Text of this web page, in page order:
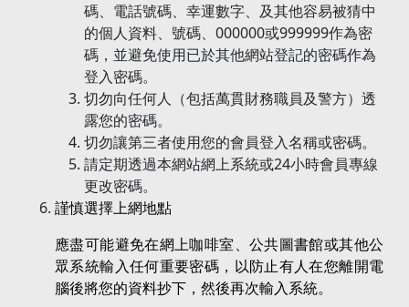
碼、電話號碼、幸運數字、及其他容易被猜中
的個人資料、號碼、000000或999999作為密
碼，並避免使用已於其他網站登記的密碼作為
登入密碼。
切勿向任何人（包括萬貫財務職員及警方）透
露您的密碼。
切勿讓第三者使用您的會員登入名稱或密碼。
請定期透過本網站網上系統或24小時會員專線
更改密碼。
謹慎選擇上網地點
應盡可能避免在網上咖啡室、公共圖書館或其他公
眾系統輸入任何重要密碼，以防止有人在您離開電
腦後將您的資料抄下，然後再次輸入系統。